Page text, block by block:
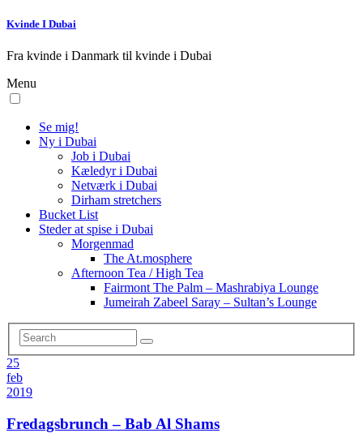
Kvinde I Dubai
Fra kvinde i Danmark til kvinde i Dubai
Menu
Se mig!
Ny i Dubai
Job i Dubai
Kæledyr i Dubai
Netværk i Dubai
Dirham stretchers
Bucket List
Steder at spise i Dubai
Morgenmad
The At.mosphere
Afternoon Tea / High Tea
Fairmont The Palm – Mashrabiya Lounge
Jumeirah Zabeel Saray – Sultan’s Lounge
25
feb
2019
Fredagsbrunch – Bab Al Shams